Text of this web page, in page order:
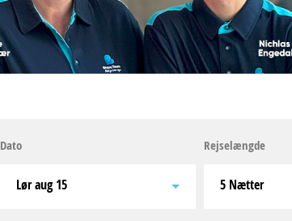
Dato
lør aug 15
Rejselængde
5 Nætter